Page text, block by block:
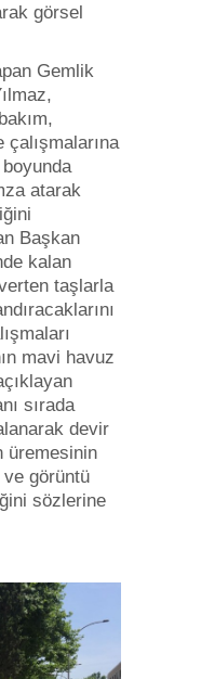
görsel
Gemlik
boyunda
atarak
Başkan
kalan
taşlarla
mavi havuz
sırada
devir
üremesinin
ve görüntü
sözlerine